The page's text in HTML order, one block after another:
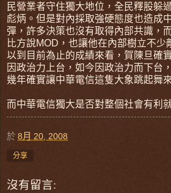
民營業者守住獨大地位，全民釋股躲
彪炳。但是對內採取強硬態度也造成
彈，許多決策也沒有取得內部共識，
比方說MOD，也讓他在內部樹立不少
以到目前為止的成績來看，賀陳旦確
因政治力上台，如今因政治力而下台
幾年確實讓中華電信這隻大象跳起舞
而中華電信獨大是否對整個社會有利
於 8月 20, 2008
分享
沒有留言: